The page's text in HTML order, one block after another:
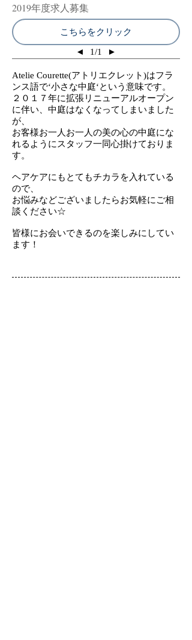
Atelie Courette(アトリエクレット)はフラ
ンス語で‘小さな中庭‘という意味です。
２０１７年に拡張リニューアルオープン
に伴い、中庭はなくなってしまいました
が、
お客様お一人お一人の美の心の中庭にな
れるようにスタッフ一同心掛けておりま
す。
ヘアケアにもとてもチカラを入れている
ので、
お悩みなどございましたらお気軽にご相
談ください☆
皆様にお会いできるのを楽しみにしてい
ます！
2019年度求人募集
こちらをクリック
◄ 1/1 ►